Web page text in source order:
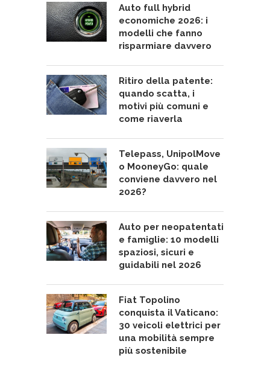
Auto full hybrid
economiche 2026: i
modelli che fanno
risparmiare davvero
Ritiro della patente:
quando scatta, i
motivi più comuni e
come riaverla
Telepass, UnipolMove
o MooneyGo: quale
conviene davvero nel
2026?
Auto per neopatentati
e famiglie: 10 modelli
spaziosi, sicuri e
guidabili nel 2026
Fiat Topolino
conquista il Vaticano:
30 veicoli elettrici per
una mobilità sempre
più sostenibile